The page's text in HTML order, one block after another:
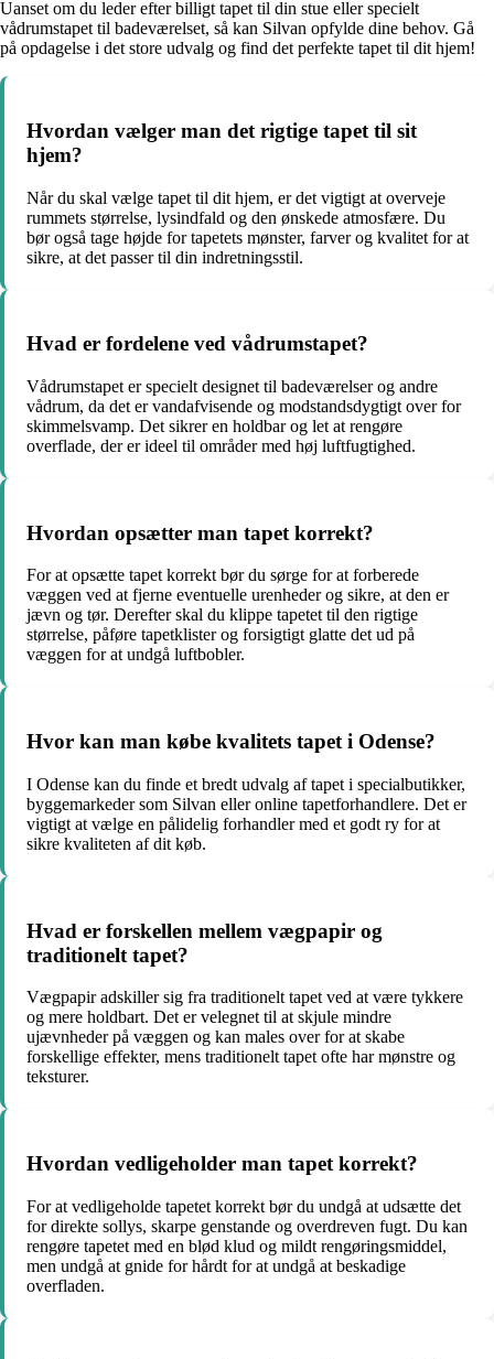
Uanset om du leder efter billigt tapet til din stue eller specielt
vådrumstapet til badeværelset, så kan Silvan opfylde dine behov. Gå
på opdagelse i det store udvalg og find det perfekte tapet til dit hjem!
Hvordan vælger man det rigtige tapet til sit
hjem?
Når du skal vælge tapet til dit hjem, er det vigtigt at overveje
rummets størrelse, lysindfald og den ønskede atmosfære. Du
bør også tage højde for tapetets mønster, farver og kvalitet for at
sikre, at det passer til din indretningsstil.
Hvad er fordelene ved vådrumstapet?
Vådrumstapet er specielt designet til badeværelser og andre
vådrum, da det er vandafvisende og modstandsdygtigt over for
skimmelsvamp. Det sikrer en holdbar og let at rengøre
overflade, der er ideel til områder med høj luftfugtighed.
Hvordan opsætter man tapet korrekt?
For at opsætte tapet korrekt bør du sørge for at forberede
væggen ved at fjerne eventuelle urenheder og sikre, at den er
jævn og tør. Derefter skal du klippe tapetet til den rigtige
størrelse, påføre tapetklister og forsigtigt glatte det ud på
væggen for at undgå luftbobler.
Hvor kan man købe kvalitets tapet i Odense?
I Odense kan du finde et bredt udvalg af tapet i specialbutikker,
byggemarkeder som Silvan eller online tapetforhandlere. Det er
vigtigt at vælge en pålidelig forhandler med et godt ry for at
sikre kvaliteten af dit køb.
Hvad er forskellen mellem vægpapir og
traditionelt tapet?
Vægpapir adskiller sig fra traditionelt tapet ved at være tykkere
og mere holdbart. Det er velegnet til at skjule mindre
ujævnheder på væggen og kan males over for at skabe
forskellige effekter, mens traditionelt tapet ofte har mønstre og
teksturer.
Hvordan vedligeholder man tapet korrekt?
For at vedligeholde tapetet korrekt bør du undgå at udsætte det
for direkte sollys, skarpe genstande og overdreven fugt. Du kan
rengøre tapetet med en blød klud og mildt rengøringsmiddel,
men undgå at gnide for hårdt for at undgå at beskadige
overfladen.